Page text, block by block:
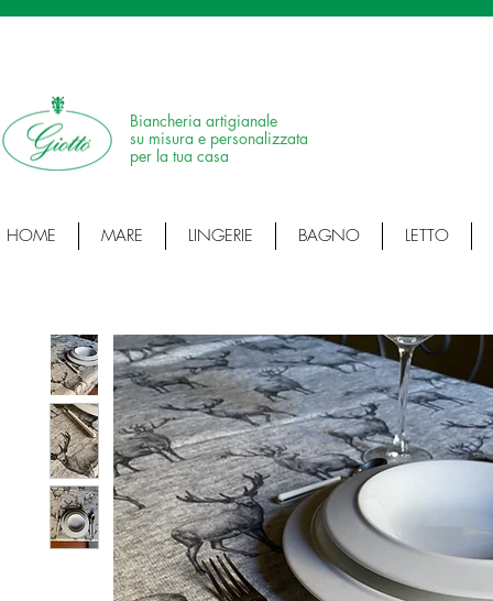
Biancheria artigianale
su misura e personalizzata
per la tua casa
HOME MARE LINGERIE BAGNO LETTO